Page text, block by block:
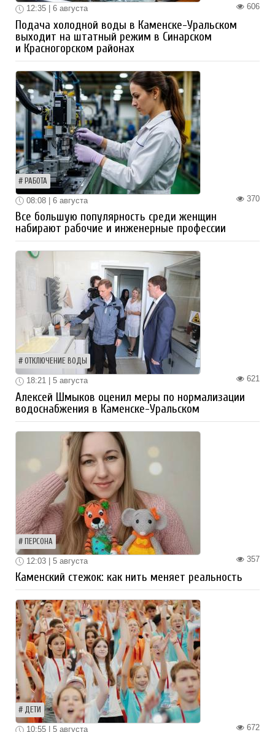
606
12:35 | 6 августа
Подача холодной воды в Каменске-Уральском
выходит на штатный режим в Синарском
и Красногорском районах
РАБОТА
370
08:08 | 6 августа
Все большую популярность среди женщин
набирают рабочие и инженерные профессии
ОТКЛЮЧЕНИЕ ВОДЫ
621
18:21 | 5 августа
Алексей Шмыков оценил меры по нормализации
водоснабжения в Каменске-Уральском
ПЕРСОНА
357
12:03 | 5 августа
Каменский стежок: как нить меняет реальность
ДЕТИ
672
10:55 | 5 августа